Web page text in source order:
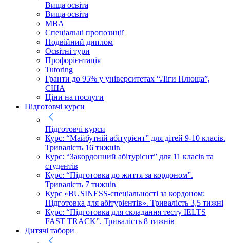
Вища освіта
Вища освіта
MBA
Спеціальні пропозиції
Подвійний диплом
Освітні тури
Профорієнтація
Tutoring
Гранти до 95% у університетах “Ліги Плюща”,
США
Ціни на послуги
Підготовчі курси
Підготовчі курси
Курс: “Майбутній абітурієнт” для дітей 9-10 класів.
Тривалість 16 тижнів
Курс: “Закордонний абітурієнт” для 11 класів та
студентів
Курс: “Підготовка до життя за кордоном”.
Тривалість 7 тижнів
Курс «BUSINESS-спеціальності за кордоном:
Підготовка для абітурієнтів». Тривалість 3,5 тижні
Курс: “Підготовка для складання тесту IELTS
FAST TRACK”. Тривалість 8 тижнів
Дитячі табори